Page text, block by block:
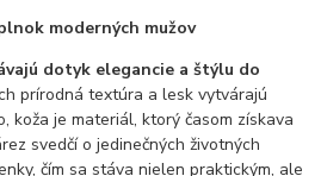
moderných mužov
dotyk elegancie a štýlu do
prírodná textúra a lesk vytvárajú
koža je materiál, ktorý časom získava
svedčí o jedinečných životných
čím sa stáva nielen praktickým, ale